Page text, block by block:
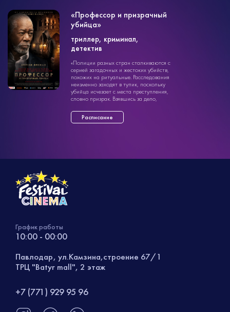
триллер
1ч. 32мин.
18+
«Профессор и призрачный
убийца»
триллер, криминал,
детектив
«Полиции разных стран сталкиваются с
серией загадочных и жестоких убийств,
похожих на ритуальные. Расследования
неизменно заходят в тупик, поскольку
убийца исчезает с места преступления,
словно призрак. Взявшись за дело,
Расписание
График работы
10:00 - 00:00
Павлодар, ул.Камзина,строение 67/1
ТРЦ "Batyr mall", 2 этаж
+7 (771) 929 95 96